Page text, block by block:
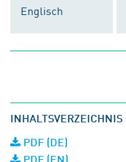
Englisch
INHALTSVERZEICHNIS
PDF (DE)
PDF (EN)